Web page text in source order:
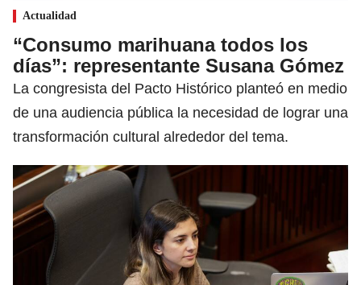
Actualidad
“Consumo marihuana todos los
días”: representante Susana Gómez
La congresista del Pacto Histórico planteó en medio
de una audiencia pública la necesidad de lograr una
transformación cultural alrededor del tema.